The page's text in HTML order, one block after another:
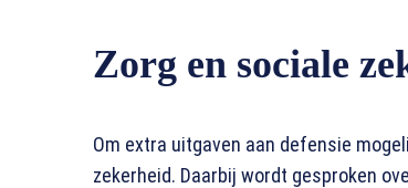
Zorg en sociale
Om extra uitgaven aan defensie
zekerheid. Daarbij wordt gesproken